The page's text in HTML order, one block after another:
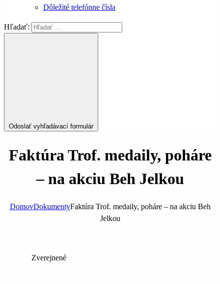
Dôležité telefónne čísla
Hľadať:
Odoslať vyhľadávací formulár
Faktúra Trof. medaily, poháre
– na akciu Beh Jelkou
DomovDokumentyFaktúra Trof. medaily, poháre – na akciu Beh
Jelkou
Zverejnené